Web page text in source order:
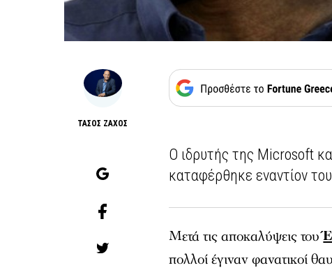
ΤΑΣΟΣ ΖΑΧΟΣ
Ο ιδρυτής της Microsoft
καταφέρθηκε εναντίον
Μετά τις αποκαλύψεις του
πολλοί έγιναν φανατικοί